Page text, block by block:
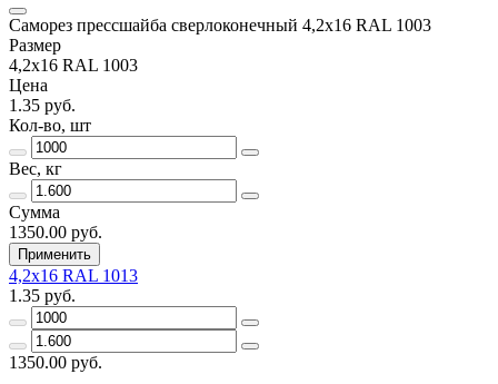
Саморез прессшайба сверлоконечный 4,2х16 RAL 1003
Размер
4,2х16 RAL 1003
Цена
1.35 руб.
Кол-во, шт
Вес, кг
Сумма
1350.00 руб.
Применить
4,2х16 RAL 1013
1.35 руб.
1350.00 руб.